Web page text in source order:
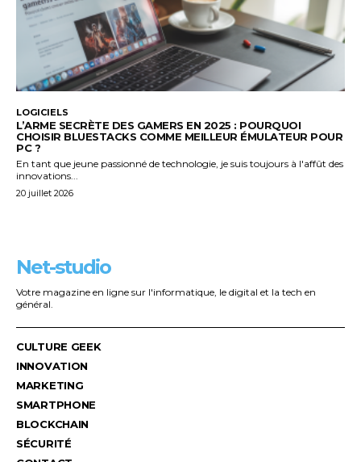
LOGICIELS
L’ARME SECRÈTE DES GAMERS EN 2025 : POURQUOI
CHOISIR BLUESTACKS COMME MEILLEUR ÉMULATEUR POUR
PC ?
En tant que jeune passionné de technologie, je suis toujours à l'affût des
innovations...
20 juillet 2026
Net-studio
Votre magazine en ligne sur l'informatique, le digital et la tech en
général.
CULTURE GEEK
INNOVATION
MARKETING
SMARTPHONE
BLOCKCHAIN
SÉCURITÉ